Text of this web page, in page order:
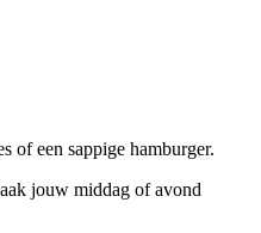
of een sappige hamburger.
jouw middag of avond